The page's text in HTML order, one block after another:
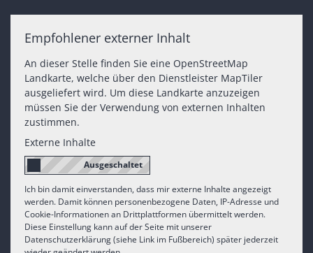
Empfohlener externer Inhalt
An dieser Stelle finden Sie eine OpenStreetMap
Landkarte, welche über den Dienstleister MapTiler
ausgeliefert wird. Um diese Landkarte anzuzeigen
müssen Sie der Verwendung von externen Inhalten
zustimmen.
Externe Inhalte
Ich bin damit einverstanden, dass mir externe Inhalte angezeigt
werden. Damit können personenbezogene Daten, IP-Adresse und
Cookie-Informationen an Drittplattformen übermittelt werden.
Diese Einstellung kann auf der Seite mit unserer
Datenschutzerklärung (siehe Link im Fußbereich) später jederzeit